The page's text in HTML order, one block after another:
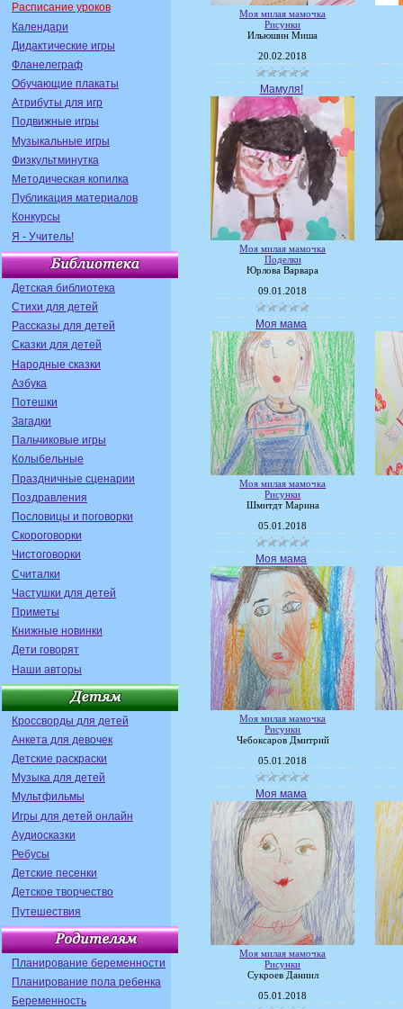
Расписание уроков
Календари
Дидактические игры
Фланелеграф
Обучающие плакаты
Атрибуты для игр
Подвижные игры
Музыкальные игры
Физкультминутка
Методическая копилка
Публикация материалов
Конкурсы
Я - Учитель!
Детская библиотека
Стихи для детей
Рассказы для детей
Сказки для детей
Народные сказки
Азбука
Потешки
Загадки
Пальчиковые игры
Колыбельные
Праздничные сценарии
Поздравления
Пословицы и поговорки
Скороговорки
Чистоговорки
Считалки
Частушки для детей
Приметы
Книжные новинки
Дети говорят
Наши авторы
Кроссворды для детей
Анкета для девочек
Детские раскраски
Музыка для детей
Мультфильмы
Игры для детей онлайн
Аудиосказки
Ребусы
Детские песенки
Детское творчество
Путешествия
Планирование беременности
Планирование пола ребенка
Беременность
Моя милая мамочка
Рисунки
Ильюшин Миша
20.02.2018
Мамуля!
Моя милая мамочка
Поделки
Юрлова Варвара
09.01.2018
Моя мама
Моя милая мамочка
Рисунки
Шмитдт Марина
05.01.2018
Моя мама
Моя милая мамочка
Рисунки
Чебоксаров Дмитрий
05.01.2018
Моя мама
Моя милая мамочка
Рисунки
Сукроев Даниил
05.01.2018